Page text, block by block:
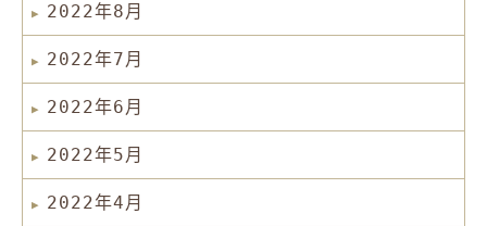
2022年8月
2022年7月
2022年6月
2022年5月
2022年4月